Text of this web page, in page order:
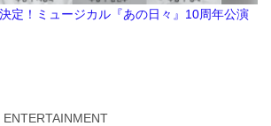
定！ミュージカル『あの日々』10周年公演